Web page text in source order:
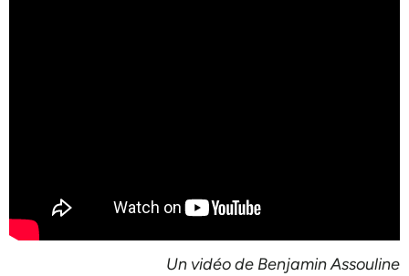
Un vidéo de Benjamin Assouline